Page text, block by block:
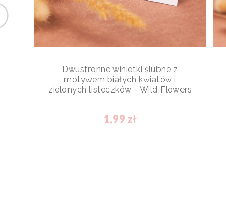
Dwustronne winietki ślubne z
motywem białych kwiatów i
zielonych listeczków - Wild Flowers
1,99 zł